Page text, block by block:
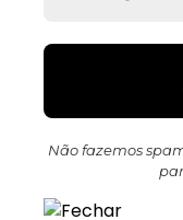
Não fazemos